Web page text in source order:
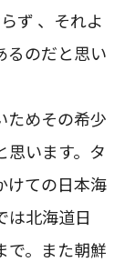
ず 、それよ
るのだと思い
ためその希少
思います。タ
けての日本海
は北海道日
で。また朝鮮